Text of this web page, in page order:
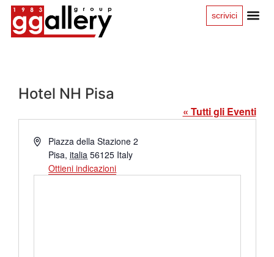
scrivici
Hotel NH Pisa
« Tutti gli Eventi
IndirizzoPiazza della Stazione 2
Pisa, italia 56125 Italy
Ottieni indicazioni